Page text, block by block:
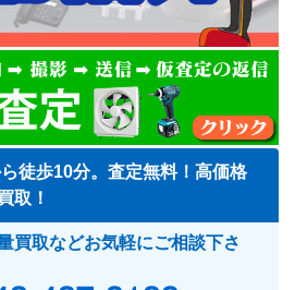
徒歩10分。査定無料！高価格
取！
買取などお気軽にご相談下さ